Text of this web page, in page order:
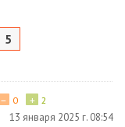
5
+ 2
− 0
13 января 2025 г. 08:54